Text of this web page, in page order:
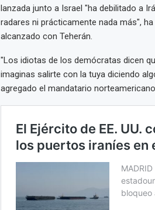
lanzada junto a Israel "ha debilitado a
radares ni prácticamente nada más",
alcanzado con Teherán.
"Los idiotas de los demócratas dicen
imaginas salirte con la tuya diciendo
agregado el mandatario